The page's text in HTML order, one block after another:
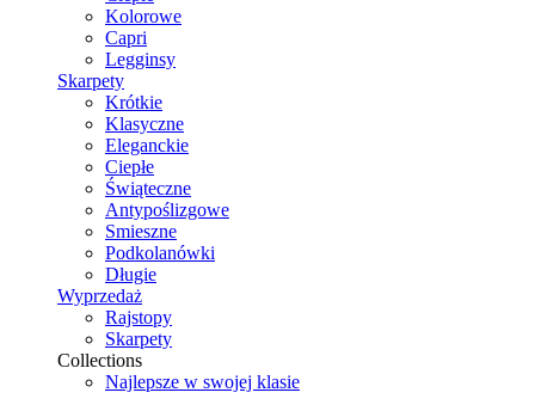
Kolorowe
Capri
Legginsy
Skarpety
Krótkie
Klasyczne
Eleganckie
Ciepłe
Świąteczne
Antypoślizgowe
Smieszne
Podkolanówki
Długie
Wyprzedaż
Rajstopy
Skarpety
Collections
Najlepsze w swojej klasie